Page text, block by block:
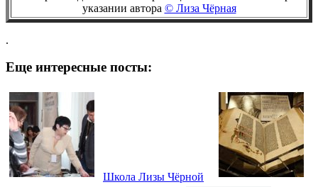
указании автора © Лиза Чёрная
.
Еще интересные посты:
Школа Лизы Чёрной